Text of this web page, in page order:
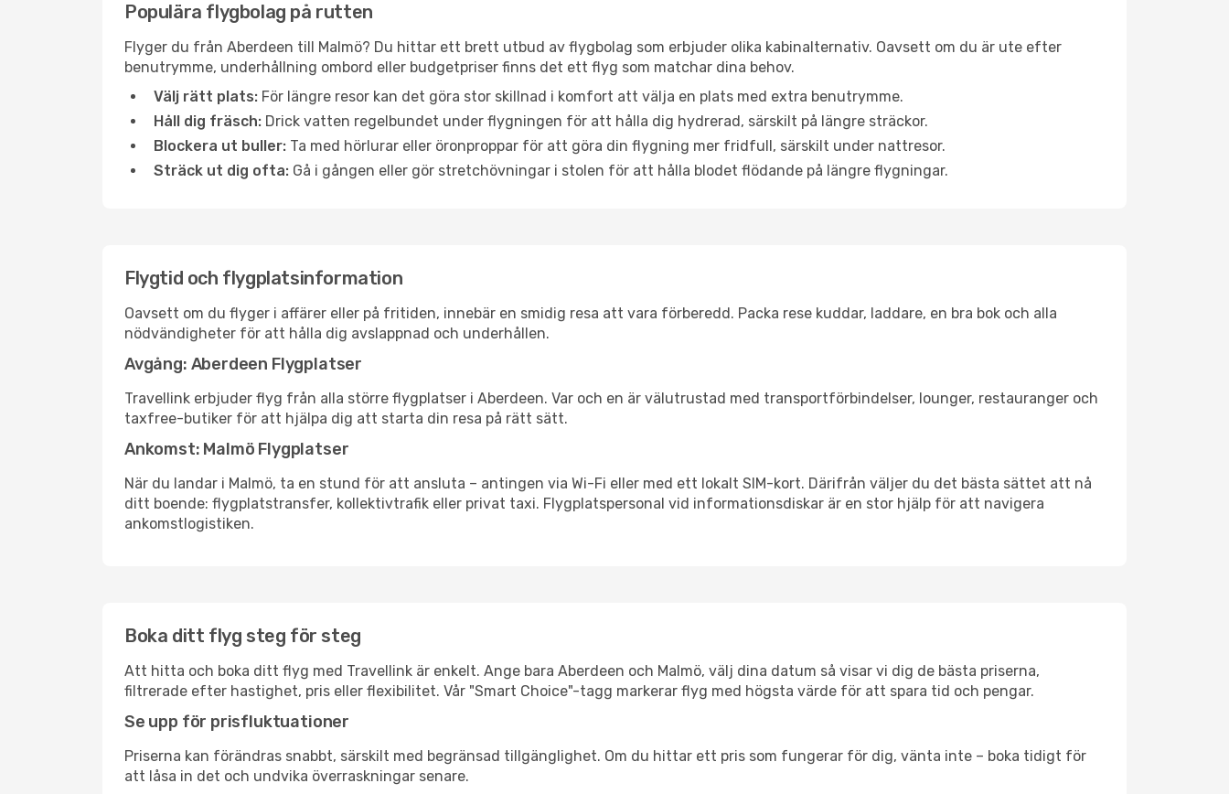
Populära flygbolag på rutten
Flyger du från Aberdeen till Malmö? Du hittar ett brett utbud av flygbolag som erbjuder olika kabinalternativ. Oavsett om du är ute efter
benutrymme, underhållning ombord eller budgetpriser finns det ett flyg som matchar dina behov.
Välj rätt plats: För längre resor kan det göra stor skillnad i komfort att välja en plats med extra benutrymme.
Håll dig fräsch: Drick vatten regelbundet under flygningen för att hålla dig hydrerad, särskilt på längre sträckor.
Blockera ut buller: Ta med hörlurar eller öronproppar för att göra din flygning mer fridfull, särskilt under nattresor.
Sträck ut dig ofta: Gå i gången eller gör stretchövningar i stolen för att hålla blodet flödande på längre flygningar.
Flygtid och flygplatsinformation
Oavsett om du flyger i affärer eller på fritiden, innebär en smidig resa att vara förberedd. Packa rese kuddar, laddare, en bra bok och alla
nödvändigheter för att hålla dig avslappnad och underhållen.
Avgång: Aberdeen Flygplatser
Travellink erbjuder flyg från alla större flygplatser i Aberdeen. Var och en är välutrustad med transportförbindelser, lounger, restauranger och
taxfree-butiker för att hjälpa dig att starta din resa på rätt sätt.
Ankomst: Malmö Flygplatser
När du landar i Malmö, ta en stund för att ansluta – antingen via Wi-Fi eller med ett lokalt SIM-kort. Därifrån väljer du det bästa sättet att nå
ditt boende: flygplatstransfer, kollektivtrafik eller privat taxi. Flygplatspersonal vid informationsdiskar är en stor hjälp för att navigera
ankomstlogistiken.
Boka ditt flyg steg för steg
Att hitta och boka ditt flyg med Travellink är enkelt. Ange bara Aberdeen och Malmö, välj dina datum så visar vi dig de bästa priserna,
filtrerade efter hastighet, pris eller flexibilitet. Vår "Smart Choice"-tagg markerar flyg med högsta värde för att spara tid och pengar.
Se upp för prisfluktuationer
Priserna kan förändras snabbt, särskilt med begränsad tillgänglighet. Om du hittar ett pris som fungerar för dig, vänta inte – boka tidigt för
att låsa in det och undvika överraskningar senare.